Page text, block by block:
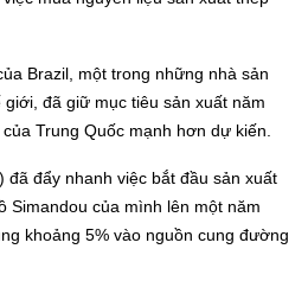
Brazil, một trong những nhà sản
đã giữ mục tiêu sản xuất năm
Trung Quốc mạnh hơn dự kiến.
đã đẩy nhanh việc bắt đầu sản xuất
Simandou của mình lên một năm
khoảng 5% vào nguồn cung đường